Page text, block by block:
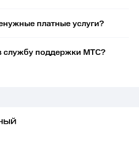
платные услуги?
службу поддержки МТС?